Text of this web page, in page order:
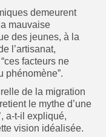
demeurent
mauvaise
des jeunes, à la
l’artisanat,
facteurs ne
phénomène”.
de la migration
le mythe d’une
a-t-il expliqué,
vision idéalisée.